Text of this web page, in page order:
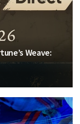
Weave: